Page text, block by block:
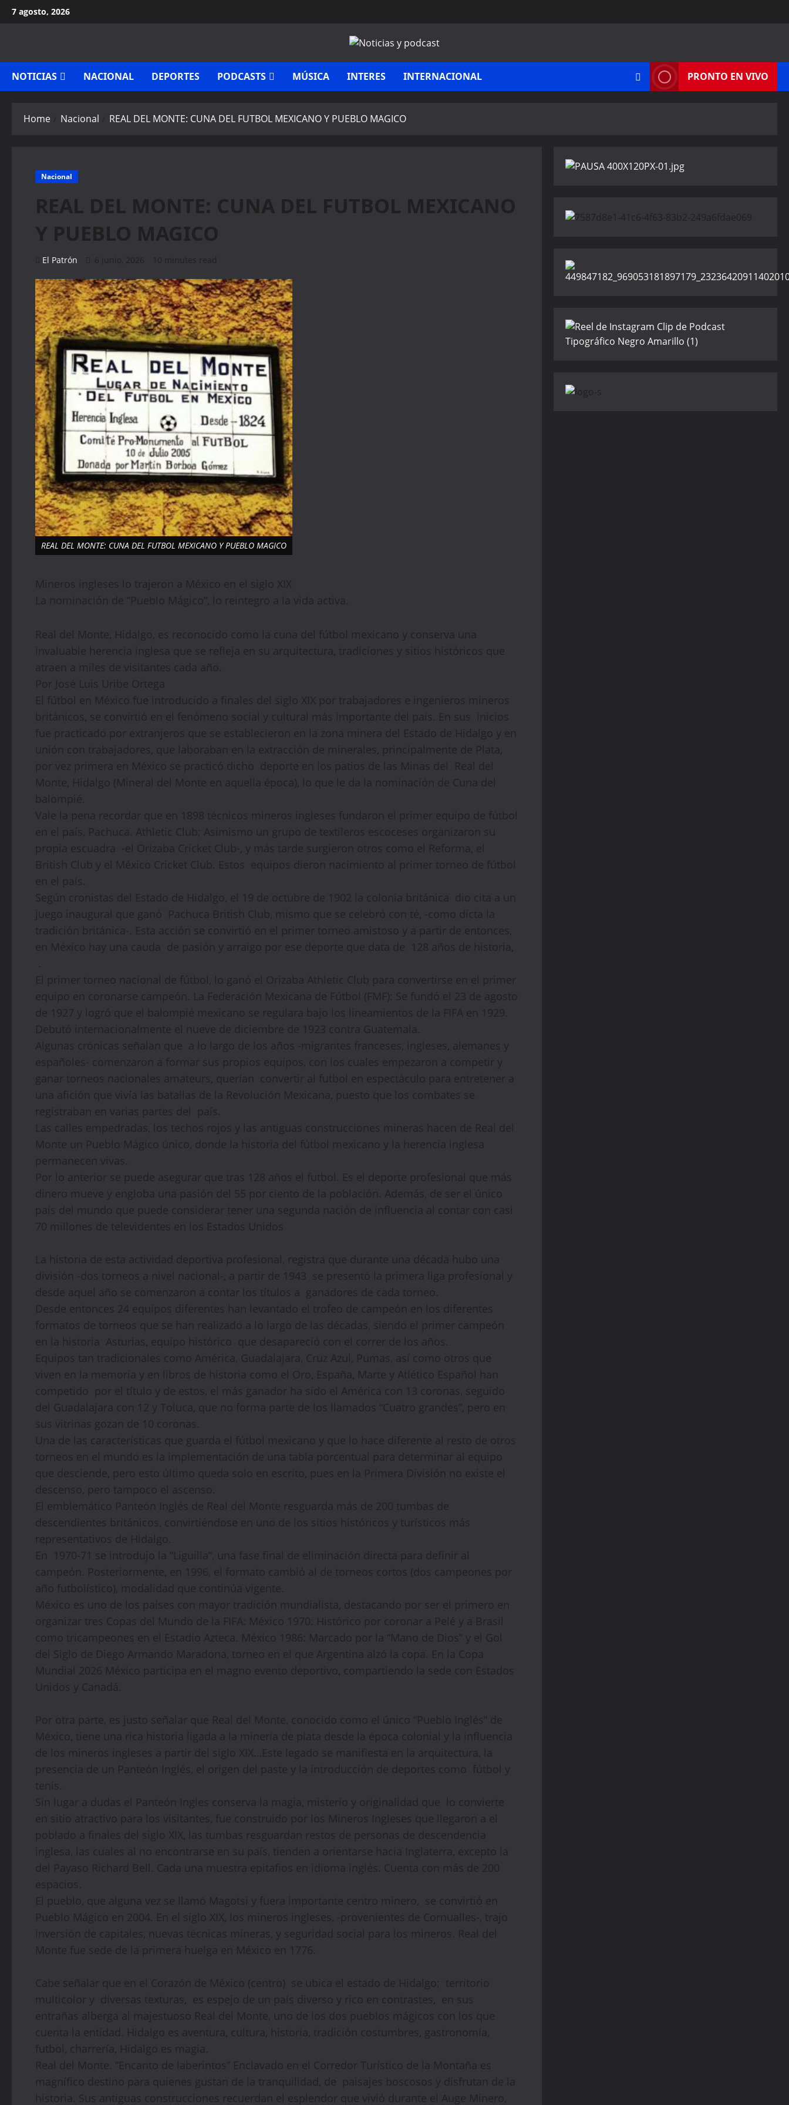
Skip
to
7 agosto, 2026
NOTICIAS NACIONAL DEPORTES PODCASTS MÚSICA INTERES INTERNACIONAL PRONTO EN VIVO
Home Nacional REAL DEL MONTE: CUNA DEL FUTBOL MEXICANO Y PUEBLO MAGICO
Nacional
REAL DEL MONTE: CUNA DEL FUTBOL MEXICANO
Y PUEBLO MAGICO
El Patrón 6 junio, 2026 10 minutes read
REAL DEL MONTE: CUNA DEL FUTBOL MEXICANO Y PUEBLO MAGICO
Mineros ingleses lo trajeron a México en el siglo XIX
La nominación de “Pueblo Mágico”, lo reintegro a la vida activa.
Real del Monte, Hidalgo, es reconocido como la cuna del fútbol mexicano y conserva una
invaluable herencia inglesa que se refleja en su arquitectura, tradiciones y sitios históricos que
atraen a miles de visitantes cada año.
Por José Luis Uribe Ortega
El fútbol en México fue introducido a finales del siglo XIX por trabajadores e ingenieros mineros
británicos, se convirtió en el fenómeno social y cultural más importante del país. En sus inicios
fue practicado por extranjeros que se establecieron en la zona minera del Estado de Hidalgo y en
unión con trabajadores, que laboraban en la extracción de minerales, principalmente de Plata,
por vez primera en México se practicó dicho deporte en los patios de las Minas del Real del
Monte, Hidalgo (Mineral del Monte en aquella época), lo que le da la nominación de Cuna del
balompié.
Vale la pena recordar que en 1898 técnicos mineros ingleses fundaron el primer equipo de fútbol
en el país, Pachuca. Athletic Club; Asimismo un grupo de textileros escoceses organizaron su
propia escuadra -el Orizaba Cricket Club-, y más tarde surgieron otros como el Reforma, el
British Club y el México Cricket Club. Estos equipos dieron nacimiento al primer torneo de fútbol
en el país.
Según cronistas del Estado de Hidalgo, el 19 de octubre de 1902 la colonia británica dio cita a un
juego inaugural que ganó Pachuca British Club, mismo que se celebró con té, -como dicta la
tradición británica-. Esta acción se convirtió en el primer torneo amistoso y a partir de entonces,
en México hay una cauda de pasión y arraigo por ese deporte que data de 128 años de historia,
.
El primer torneo nacional de fútbol, lo ganó el Orizaba Athletic Club para convertirse en el primer
equipo en coronarse campeón. La Federación Mexicana de Fútbol (FMF): Se fundó el 23 de agosto
de 1927 y logró que el balompié mexicano se regulara bajo los lineamientos de la FIFA en 1929.
Debutó internacionalmente el nueve de diciembre de 1923 contra Guatemala.
Algunas crónicas señalan que a lo largo de los años -migrantes franceses, ingleses, alemanes y
españoles- comenzaron a formar sus propios equipos, con los cuales empezaron a competir y
ganar torneos nacionales amateurs, querían convertir al futbol en espectáculo para entretener a
una afición que vivía las batallas de la Revolución Mexicana, puesto que los combates se
registraban en varias partes del país.
Las calles empedradas, los techos rojos y las antiguas construcciones mineras hacen de Real del
Monte un Pueblo Mágico único, donde la historia del fútbol mexicano y la herencia inglesa
permanecen vivas.
Por lo anterior se puede asegurar que tras 128 años el futbol. Es el deporte profesional que más
dinero mueve y engloba una pasión del 55 por ciento de la población. Además, de ser el único
país del mundo que puede considerar tener una segunda nación de influencia al contar con casi
70 millones de televidentes en los Estados Unidos
La historia de esta actividad deportiva profesional, registra que durante una década hubo una
división -dos torneos a nivel nacional-, a partir de 1943 se presentó la primera liga profesional y
desde aquel año se comenzaron a contar los títulos a ganadores de cada torneo.
Desde entonces 24 equipos diferentes han levantado el trofeo de campeón en los diferentes
formatos de torneos que se han realizado a lo largo de las décadas, siendo el primer campeón
en la historia Asturias, equipo histórico que desapareció con el correr de los años.
Equipos tan tradicionales como América, Guadalajara, Cruz Azul, Pumas, así como otros que
viven en la memoria y en libros de historia como el Oro, España, Marte y Atlético Español han
competido por el título y de estos, el más ganador ha sido el América con 13 coronas, seguido
del Guadalajara con 12 y Toluca, que no forma parte de los llamados “Cuatro grandes”, pero en
sus vitrinas gozan de 10 coronas.
Una de las características que guarda el fútbol mexicano y que lo hace diferente al resto de otros
torneos en el mundo es la implementación de una tabla porcentual para determinar al equipo
que desciende, pero esto último queda solo en escrito, pues en la Primera División no existe el
descenso, pero tampoco el ascenso.
El emblemático Panteón Inglés de Real del Monte resguarda más de 200 tumbas de
descendientes británicos, convirtiéndose en uno de los sitios históricos y turísticos más
representativos de Hidalgo.
En 1970-71 se introdujo la “Liguilla”, una fase final de eliminación directa para definir al
campeón. Posteriormente, en 1996, el formato cambió al de torneos cortos (dos campeones por
año futbolístico), modalidad que continúa vigente.
México es uno de los países con mayor tradición mundialista, destacando por ser el primero en
organizar tres Copas del Mundo de la FIFA: México 1970: Histórico por coronar a Pelé y a Brasil
como tricampeones en el Estadio Azteca. México 1986: Marcado por la “Mano de Dios” y el Gol
del Siglo de Diego Armando Maradona, torneo en el que Argentina alzó la copa. En la Copa
Mundial 2026 México participa en el magno evento deportivo, compartiendo la sede con Estados
Unidos y Canadá.
Por otra parte, es justo señalar que Real del Monte, conocido como el único “Pueblo Inglés” de
México, tiene una rica historia ligada a la minería de plata desde la época colonial y la influencia
de los mineros ingleses a partir del siglo XIX…Este legado se manifiesta en la arquitectura, la
presencia de un Panteón Inglés, el origen del paste y la introducción de deportes como fútbol y
tenis.
Sin lugar a dudas el Panteón Ingles conserva la magia, misterio y originalidad que lo convierte
en sitio atractivo para los visitantes, fue construido por los Mineros Ingleses que llegaron a el
poblado a finales del siglo XIX, las tumbas resguardan restos de personas de descendencia
inglesa, las cuales al no encontrarse en su país, tienden a orientarse hacia Inglaterra, excepto la
del Payaso Richard Bell. Cada una muestra epitafios en idioma inglés. Cuenta con más de 200
espacios.
El pueblo, que alguna vez se llamó Magotsi y fuera importante centro minero, se convirtió en
Pueblo Mágico en 2004. En el siglo XIX, los mineros ingleses, -provenientes de Cornualles-, trajo
inversión de capitales, nuevas técnicas mineras, y seguridad social para los mineros. Real del
Monte fue sede de la primera huelga en México en 1776.
Cabe señalar que en el Corazón de México (centro) se ubica el estado de Hidalgo; territorio
multicolor y diversas texturas, es espejo de un país diverso y rico en contrastes, en sus
entrañas alberga al majestuoso Real del Monte, uno de los dos pueblos mágicos con los que
cuenta la entidad. Hidalgo es aventura, cultura, historia, tradición costumbres, gastronomía,
futbol, charrería, Hidalgo es magia.
Real del Monte. “Encanto de laberintos” Enclavado en el Corredor Turístico de la Montaña es
magnífico destino para quienes gustan de la tranquilidad, de paisajes boscosos y disfrutan de la
historia. Sus antiguas construcciones recuerdan el esplendor que vivió durante el Auge Minero,
🔥 LIMITED TIME OFFER
15%Off Your First Booking
WELCOME15
1,729 people booked today
* Offer valid for first-time bookings up to $3,000. Applies to all payment
cards. Limited availability.